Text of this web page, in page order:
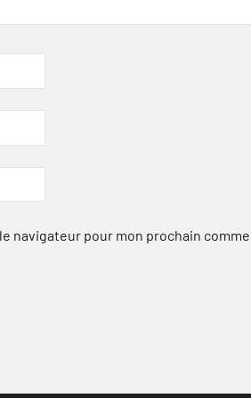
navigateur pour mon prochain